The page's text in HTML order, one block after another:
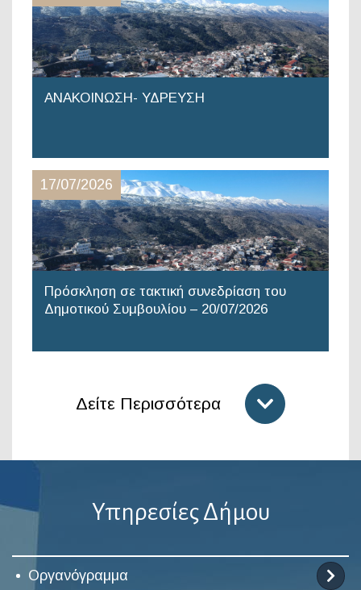
ΑΝΑΚΟΙΝΩΣΗ- ΥΔΡΕΥΣΗ
17/07/2026
Πρόσκληση σε τακτική συνεδρίαση του
Δημοτικού Συμβουλίου – 20/07/2026
Δείτε Περισσότερα
Υπηρεσίες Δήμου
Οργανόγραμμα